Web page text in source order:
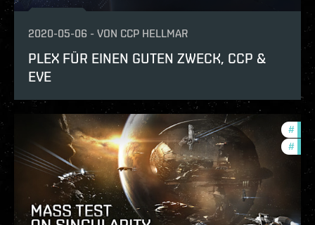
2020-05-06 - VON CCP HELLMAR
PLEX FÜR EINEN GUTEN ZWECK, CCP &
EVE
#
#